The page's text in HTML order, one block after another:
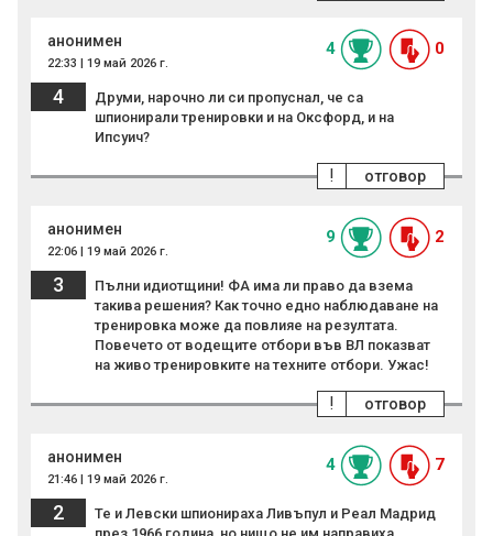
анонимен
22:33 | 19 май 2026 г.
4 0
4
Друми, нарочно ли си пропуснал, че са
шпионирали тренировки и на Оксфорд, и на
Ипсуич?
отговор
!
анонимен
22:06 | 19 май 2026 г.
9 2
3
Пълни идиoтщини! ФА има ли право да взема
такива решения? Как точно едно наблюдаване на
тренировка може да повлияе на резултата.
Повечето от водещите отбори във ВЛ показват
на живо тренировките на техните отбори. Ужас!
отговор
!
анонимен
21:46 | 19 май 2026 г.
4 7
2
Те и Левски шпионираха Ливъпул и Реал Мадрид